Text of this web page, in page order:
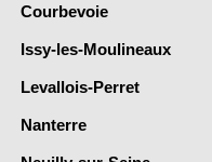
Courbevoie
Issy-les-Moulineaux
Levallois-Perret
Nanterre